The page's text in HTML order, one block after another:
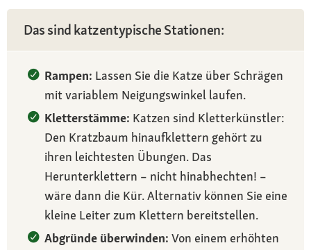
Das sind katzentypische Stationen:
Rampen: Lassen Sie die Katze über Schrägen
mit variablem Neigungswinkel laufen.
Kletterstämme: Katzen sind Kletterkünstler:
Den Kratzbaum hinaufklettern gehört zu
ihren leichtesten Übungen. Das
Herunterklettern – nicht hinabhechten! –
wäre dann die Kür. Alternativ können Sie eine
kleine Leiter zum Klettern bereitstellen.
Abgründe überwinden: Von einem erhöhten